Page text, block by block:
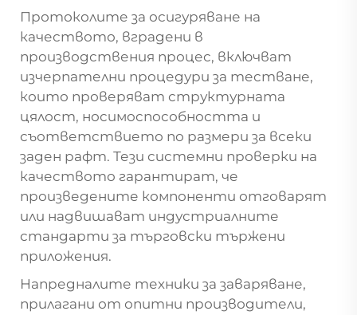
Протоколите за осигуряване на
качеството, вградени в
производствения процес, включват
изчерпателни процедури за тестване,
които проверяват структурната
цялост, носимоспособността и
съответствието по размери за всеки
заден рафт. Тези системни проверки на
качеството гарантират, че
произведените компоненти отговарят
или надвишават индустриалните
стандарти за търговски тържени
приложения.
Напредналите техники за заваряване,
прилагани от опитни производители,